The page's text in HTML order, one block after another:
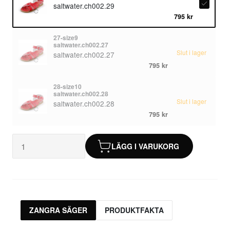
saltwater.ch002.29
795 kr
27-size9
saltwater.ch002.27
saltwater.ch002.27
795 kr
Slut i lager
28-size10
saltwater.ch002.28
saltwater.ch002.28
795 kr
Slut i lager
LÄGG I VARUKORG
ZANGRA SÄGER PRODUKTFAKTA